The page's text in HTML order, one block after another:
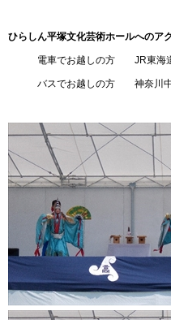
ひらしん平塚文化芸術ホールへのア
電車でお越しの方 JR東海道本
バスでお越しの方 神奈川中央